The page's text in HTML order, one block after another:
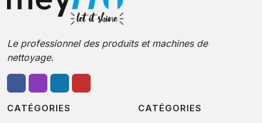
Le professionnel des produits et machines de
nettoyage.
CATÉGORIES CATÉGORIES